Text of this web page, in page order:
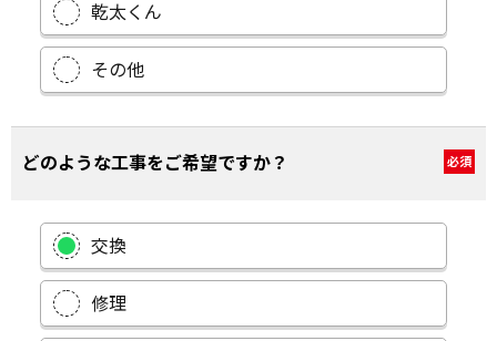
乾太くん
その他
どのような工事をご希望ですか？ 必須
交換
修理